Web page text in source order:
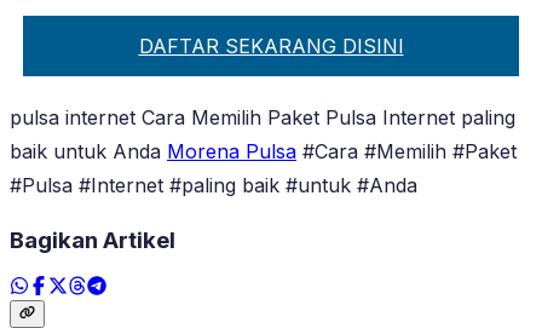
DAFTAR SEKARANG DISINI
pulsa internet Cara Memilih Paket Pulsa Internet paling
baik untuk Anda Morena Pulsa #Cara #Memilih #Paket
#Pulsa #Internet #paling baik #untuk #Anda
Bagikan Artikel